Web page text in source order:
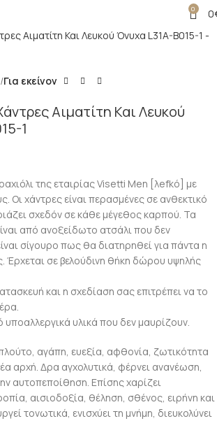
0 0
Για εκείνον
Αιματίτη Και Λευκού
1
της εταιρίας Visetti Men [λefkό] με
Οι χάντρες είναι περασμένες σε ανθεκτικό
σχεδόν σε κάθε μέγεθος καρπού. Τα
από ανοξείδωτο ατσάλι που δεν
σίγουρο πως θα διατηρηθεί για πάντα η
Έρχεται σε βελούδινη θήκη δώρου υψηλής
και η σχεδίαση σας επιτρέπει να το
υλικά που δεν μαυρίζουν.
αγάπη, ευεξία, αφθονία, ζωτικότητα
αρχή. Δρα αγχολυτικά, φέρνει ανανέωση,
αυτοπεποίθηση. Επίσης χαρίζει
αισιοδοξία, θέληση, σθένος, ειρήνη και
τονωτικά, ενισχύει τη μνήμη, διευκολύνει